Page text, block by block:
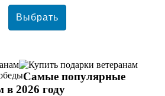
Самые популярные
в 2026 году